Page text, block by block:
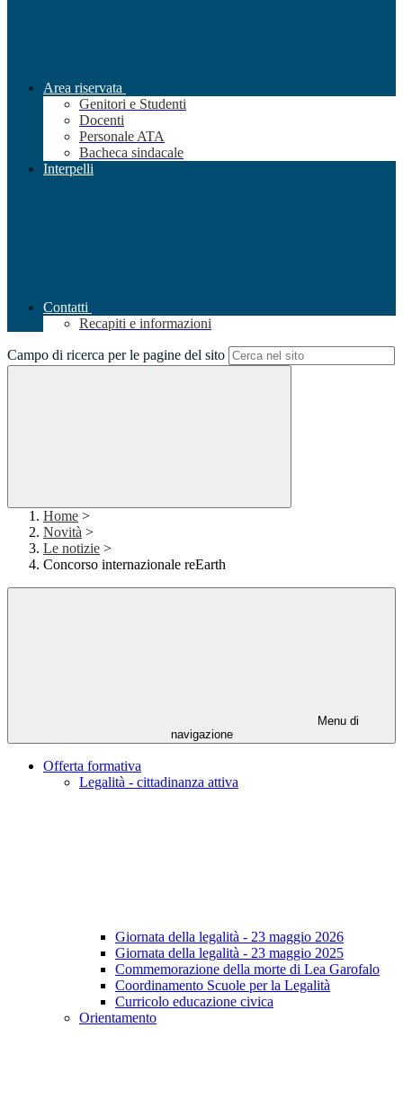
Area riservata
Genitori e Studenti
Docenti
Personale ATA
Bacheca sindacale
Interpelli
Contatti
Recapiti e informazioni
Campo di ricerca per le pagine del sito
Home >
Novità >
Le notizie >
Concorso internazionale reEarth
Menu di
navigazione
Offerta formativa
Legalità - cittadinanza attiva
Giornata della legalità - 23 maggio 2026
Giornata della legalità - 23 maggio 2025
Commemorazione della morte di Lea Garofalo
Coordinamento Scuole per la Legalità
Curricolo educazione civica
Orientamento